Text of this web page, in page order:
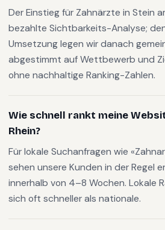
Der Einstieg für Zahnärzte in Stein
bezahlte Sichtbarkeits-Analyse;
Umsetzung legen wir danach
abgestimmt auf Wettbewerb und
ohne nachhaltige Ranking-Zahlen.
Wie schnell rankt meine
Rhein?
Für lokale Suchanfragen wie
sehen unsere Kunden in der Regel
innerhalb von 4–8 Wochen. Lokale
sich oft schneller als nationale.